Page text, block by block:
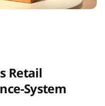
Retail
System